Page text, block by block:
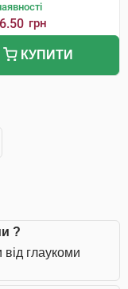
грн
КУПИТИ
?
від глаукоми